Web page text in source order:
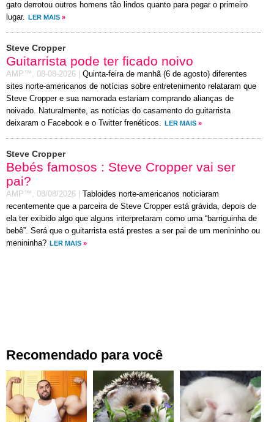
gato derrotou outros homens tão lindos quanto para pegar o primeiro
lugar.
LER MAIS »
Steve Cropper
Guitarrista pode ter ficado noivo
AMP™, 08-08-2026
Quinta-feira de manhã (6 de agosto) diferentes
sites norte-americanos de notícias sobre entretenimento relataram que
Steve Cropper e sua namorada estariam comprando alianças de
noivado. Naturalmente, as notícias do casamento do guitarrista
deixaram o Facebook e o Twitter frenéticos.
LER MAIS »
Steve Cropper
Bebés famosos : Steve Cropper vai ser
pai?
AMP™, 08/08/2026
Tabloides norte-americanos noticiaram
recentemente que a parceira de Steve Cropper está grávida, depois de
ela ter exibido algo que alguns interpretaram como uma “barriguinha de
bebê”. Será que o guitarrista está prestes a ser pai de um menininho ou
menininha? LER MAIS »
Recomendado para você